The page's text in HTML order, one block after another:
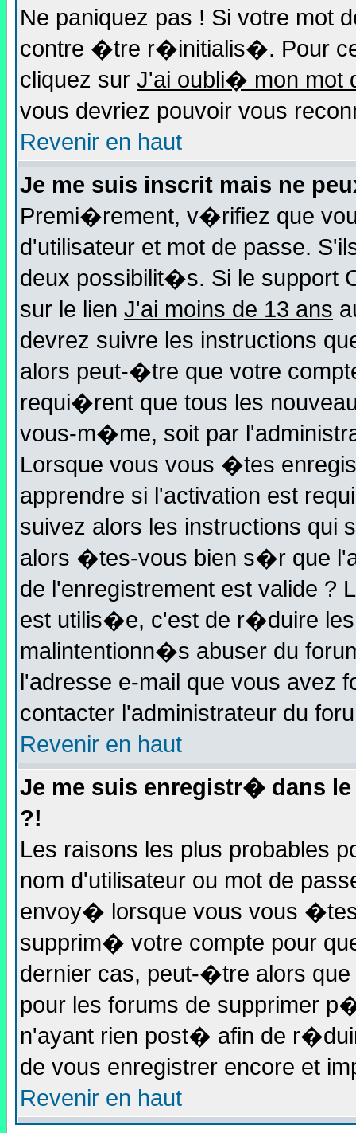
Ne paniquez pas ! Si votre mot
contre �tre r�initialis�. Pour ce
cliquez sur J'ai oubli� mon mot
vous devriez pouvoir vous
Revenir en haut
Je me suis inscrit mais ne
Premi�rement, v�rifiez que
d'utilisateur et mot de passe.
deux possibilit�s. Si le support
sur le lien J'ai moins de 13 ans
devrez suivre les instructions
alors peut-�tre que votre
requi�rent que tous les
vous-m�me, soit par
Lorsque vous vous �tes
apprendre si l'activation est
suivez alors les instructions qui
alors �tes-vous bien s�r que
de l'enregistrement est valide ?
est utilis�e, c'est de r�duire
malintentionn�s abuser du
l'adresse e-mail que vous avez
contacter l'administrateur du
Revenir en haut
Je me suis enregistr� dans
?!
Les raisons les plus probables
nom d'utilisateur ou mot de
envoy� lorsque vous vous
supprim� votre compte pour
dernier cas, peut-�tre alors
pour les forums de supprimer
n'ayant rien post� afin de
de vous enregistrer encore et
Revenir en haut